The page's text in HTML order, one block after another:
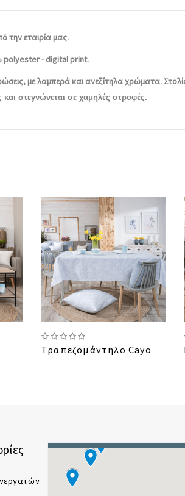
την εταιρία μας.
polyester - digital print.
με λαμπερά και ανεξίτηλα χρώματα.
στεγνώνεται σε χαμηλές στροφές.
Τραπεζομάντηλο Cayo